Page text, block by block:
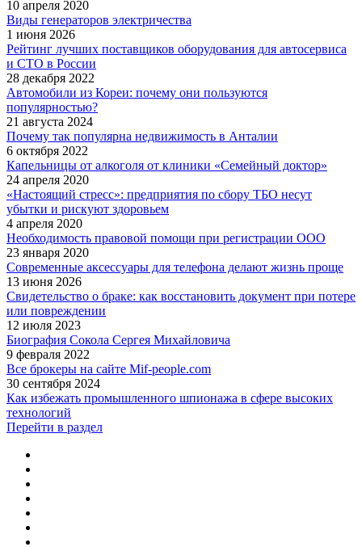
10 апреля 2020
Виды генераторов электричества
1 июня 2026
Рейтинг лучших поставщиков оборудования для автосервиса
и СТО в России
28 декабря 2022
Автомобили из Кореи: почему они пользуются
популярностью?
21 августа 2024
Почему так популярна недвижимость в Анталии
6 октября 2022
Капельницы от алкоголя от клиники «Семейный доктор»
24 апреля 2020
«Настоящий стресс»: предприятия по сбору ТБО несут
убытки и рискуют здоровьем
4 апреля 2020
Необходимость правовой помощи при регистрации ООО
23 января 2020
Современные аксессуары для телефона делают жизнь проще
13 июня 2026
Свидетельство о браке: как восстановить документ при потере
или повреждении
12 июля 2023
Биография Сокола Сергея Михайловича
9 февраля 2022
Все брокеры на сайте Mif-people.com
30 сентября 2024
Как избежать промышленного шпионажа в сфере высоких
технологий
Перейти в раздел